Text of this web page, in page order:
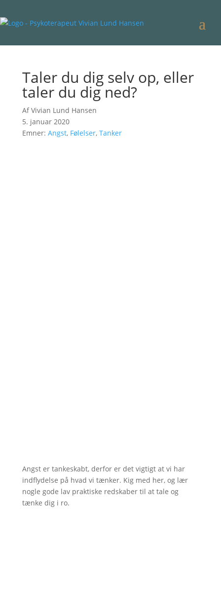
Taler du dig selv op, eller
taler du dig ned?
Af Vivian Lund Hansen
5. januar 2020
Emner: Angst, Følelser, Tanker
Angst er tankeskabt, derfor er det vigtigt at vi har
indflydelse på hvad vi tænker. Kig med her, og lær
nogle gode lav praktiske redskaber til at tale og
tænke dig i ro.